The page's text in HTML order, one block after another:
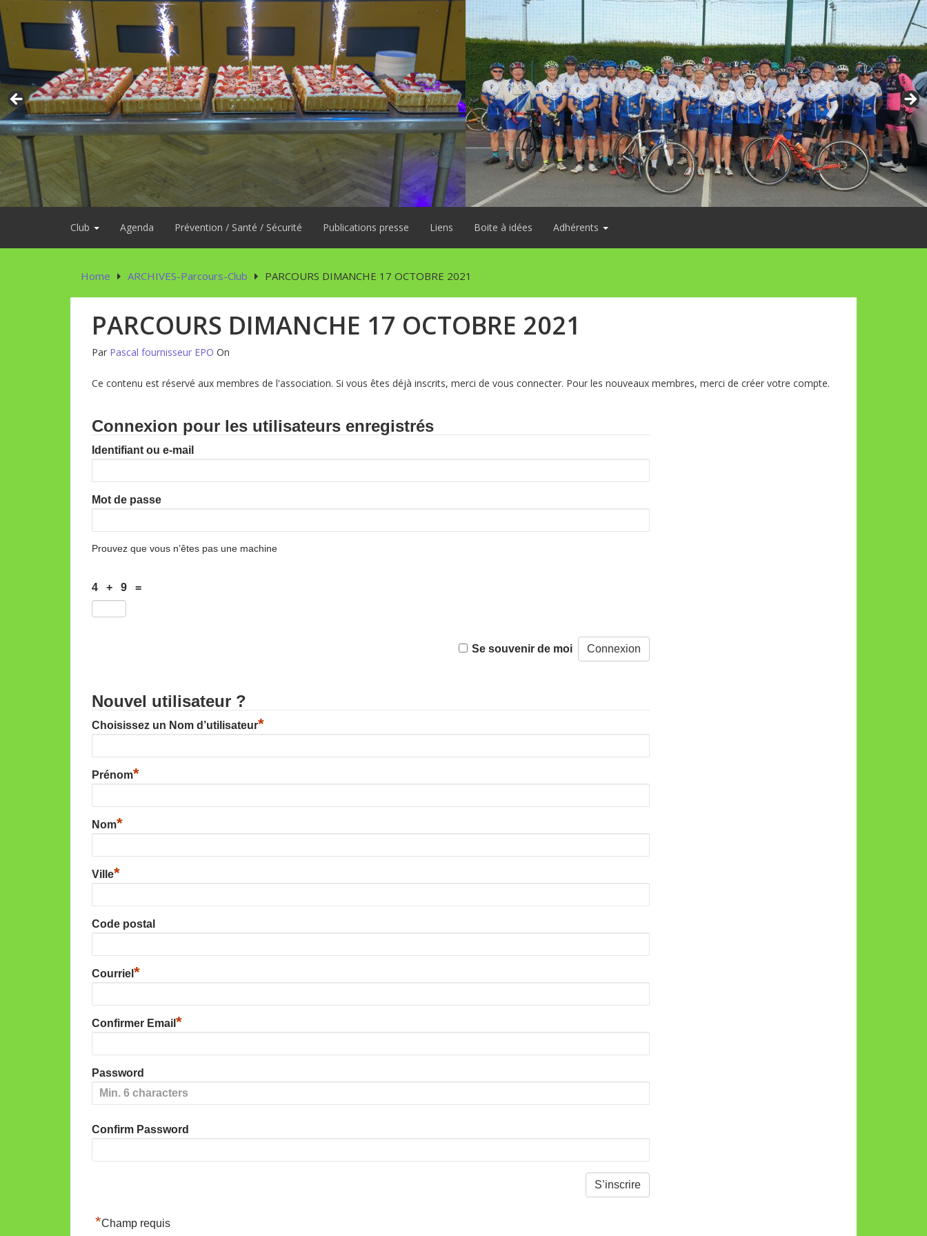
to
content
Club Agenda Prévention / Santé / Sécurité Publications presse Liens Boite à idées Adhérents
Home ARCHIVES-Parcours-Club PARCOURS DIMANCHE 17 OCTOBRE 2021
PARCOURS DIMANCHE 17 OCTOBRE 2021
Par Pascal fournisseur EPO On
Ce contenu est réservé aux membres de l'association. Si vous êtes déjà inscrits, merci de vous connecter. Pour les nouveaux membres, merci de créer votre compte.
Connexion pour les utilisateurs enregistrés
Identifiant ou e-mail
Mot de passe
Prouvez que vous n’êtes pas une machine
4 + 9 =
Se souvenir de moi
Nouvel utilisateur ?
Choisissez un Nom d’utilisateur*
Prénom*
Nom*
Ville*
Code postal
Courriel *
Confirmer Email *
Password
Confirm Password
*Champ requis